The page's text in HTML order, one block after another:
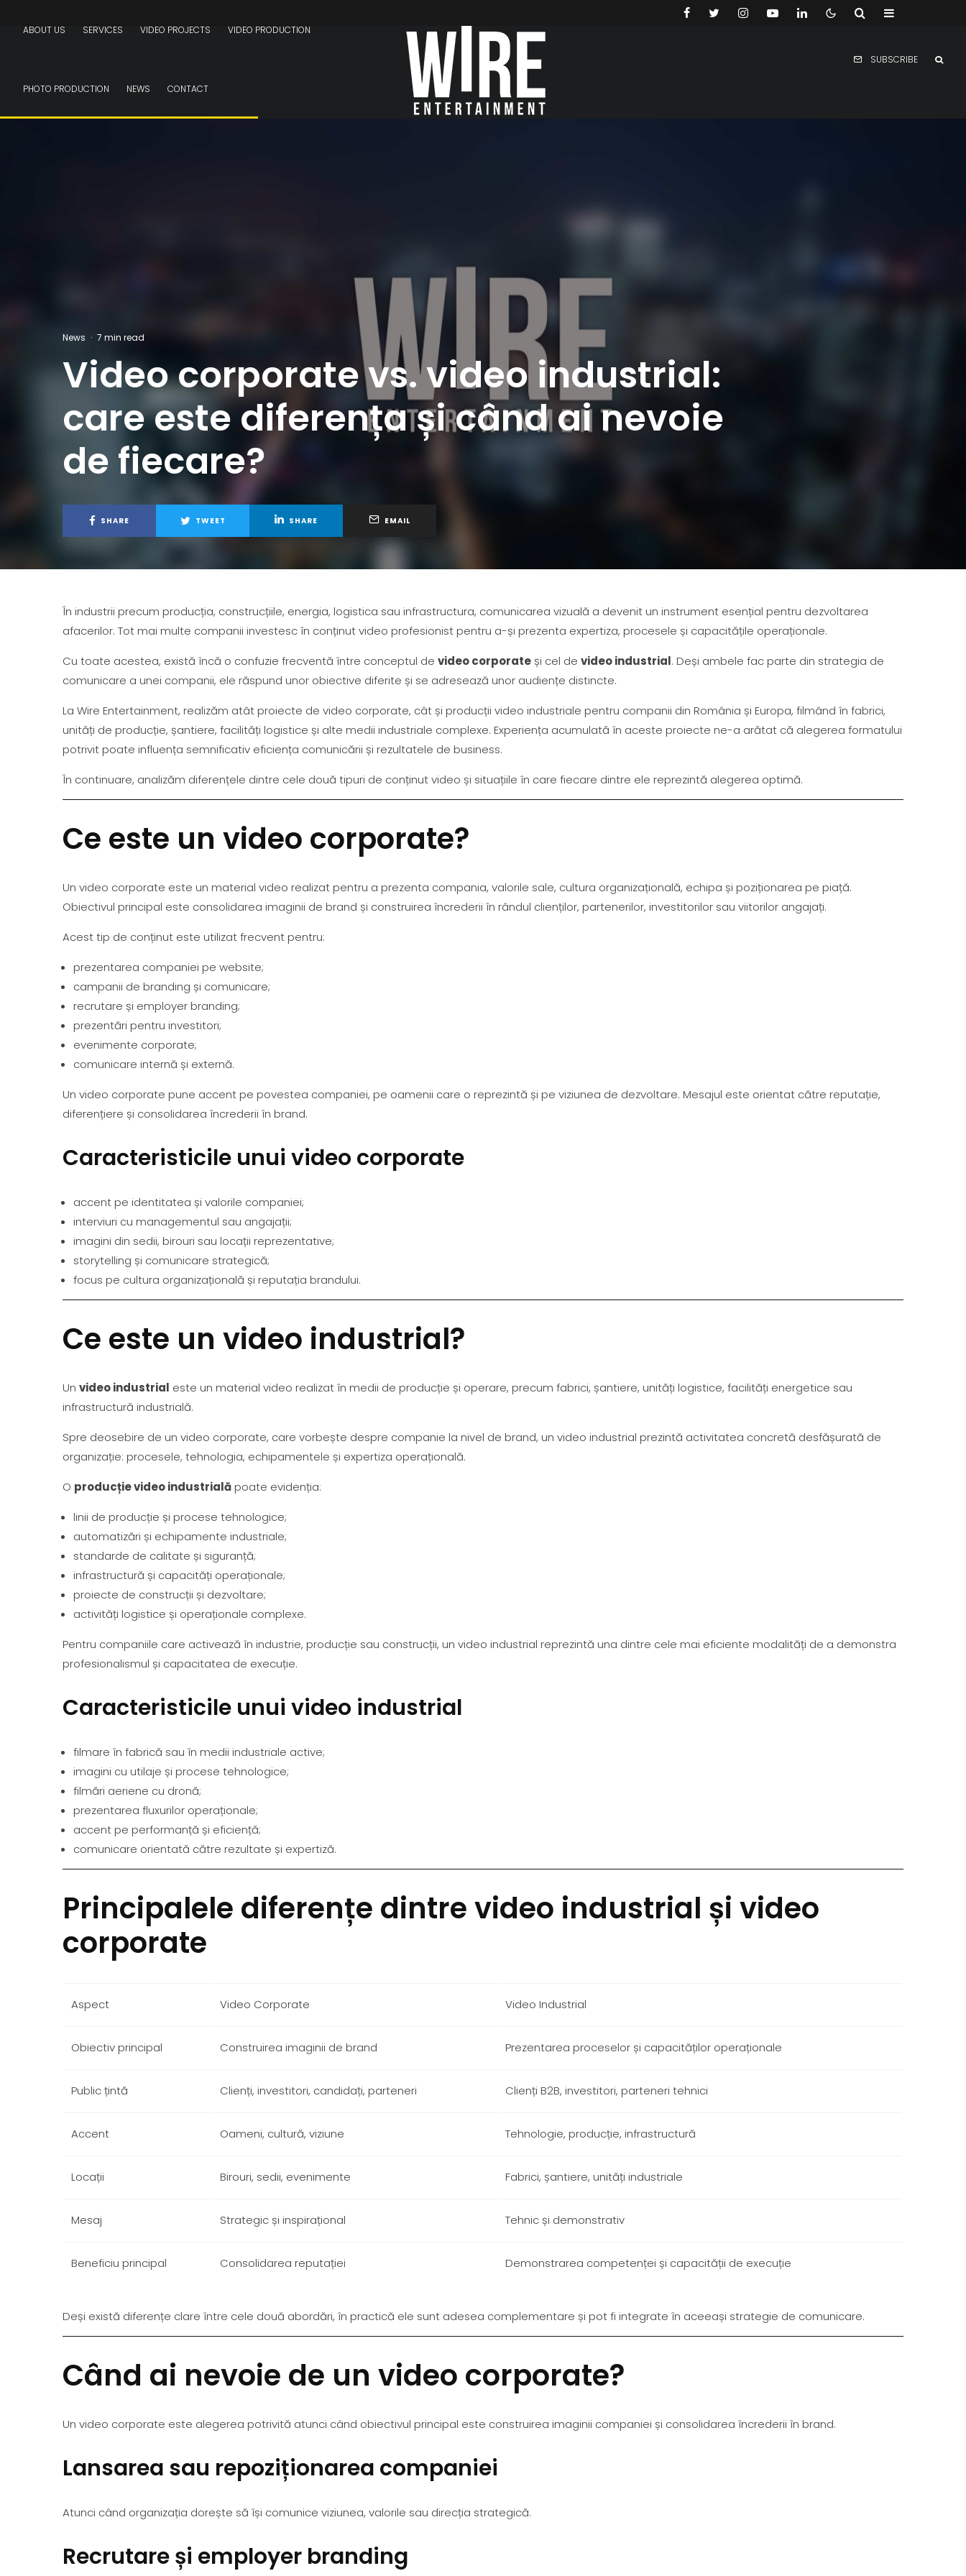
ABOUT US SERVICES VIDEO PROJECTS VIDEO PRODUCTION
PHOTO PRODUCTION NEWS CONTACT
SUBSCRIBE
News · 7 min read
Video corporate vs. video industrial:
care este diferența și când ai nevoie
de fiecare?
SHARE TWEET SHARE EMAIL
În industrii precum producția, construcțiile, energia, logistica sau infrastructura, comunicarea vizuală a devenit un instrument esențial pentru dezvoltarea
afacerilor. Tot mai multe companii investesc în conținut video profesionist pentru a-și prezenta expertiza, procesele și capacitățile operaționale.
Cu toate acestea, există încă o confuzie frecventă între conceptul de video corporate și cel de video industrial. Deși ambele fac parte din strategia de
comunicare a unei companii, ele răspund unor obiective diferite și se adresează unor audiențe distincte.
La Wire Entertainment, realizăm atât proiecte de video corporate, cât și producții video industriale pentru companii din România și Europa, filmând în fabrici,
unități de producție, șantiere, facilități logistice și alte medii industriale complexe. Experiența acumulată în aceste proiecte ne-a arătat că alegerea formatului
potrivit poate influența semnificativ eficiența comunicării și rezultatele de business.
În continuare, analizăm diferențele dintre cele două tipuri de conținut video și situațiile în care fiecare dintre ele reprezintă alegerea optimă.
Ce este un video corporate?
Un video corporate este un material video realizat pentru a prezenta compania, valorile sale, cultura organizațională, echipa și poziționarea pe piață.
Obiectivul principal este consolidarea imaginii de brand și construirea încrederii în rândul clienților, partenerilor, investitorilor sau viitorilor angajați.
Acest tip de conținut este utilizat frecvent pentru:
prezentarea companiei pe website;
campanii de branding și comunicare;
recrutare și employer branding;
prezentări pentru investitori;
evenimente corporate;
comunicare internă și externă.
Un video corporate pune accent pe povestea companiei, pe oamenii care o reprezintă și pe viziunea de dezvoltare. Mesajul este orientat către reputație,
diferențiere și consolidarea încrederii în brand.
Caracteristicile unui video corporate
accent pe identitatea și valorile companiei;
interviuri cu managementul sau angajații;
imagini din sedii, birouri sau locații reprezentative;
storytelling și comunicare strategică;
focus pe cultura organizațională și reputația brandului.
Ce este un video industrial?
Un video industrial este un material video realizat în medii de producție și operare, precum fabrici, șantiere, unități logistice, facilități energetice sau
infrastructură industrială.
Spre deosebire de un video corporate, care vorbește despre companie la nivel de brand, un video industrial prezintă activitatea concretă desfășurată de
organizație: procesele, tehnologia, echipamentele și expertiza operațională.
O producție video industrialăpoate evidenția:
linii de producție și procese tehnologice;
automatizări și echipamente industriale;
standarde de calitate și siguranță;
infrastructură și capacități operaționale;
proiecte de construcții și dezvoltare;
activități logistice și operaționale complexe.
Pentru companiile care activează în industrie, producție sau construcții, un video industrial reprezintă una dintre cele mai eficiente modalități de a demonstra
profesionalismul și capacitatea de execuție.
Caracteristicile unui video industrial
filmare în fabrică sau în medii industriale active;
imagini cu utilaje și procese tehnologice;
filmări aeriene cu dronă;
prezentarea fluxurilor operaționale;
accent pe performanță și eficiență;
comunicare orientată către rezultate și expertiză.
Principalele diferențe dintre video industrial și video
corporate
Aspect Video Corporate Video Industrial
Obiectiv principal Construirea imaginii de brand Prezentarea proceselor și capacităților operaționale
Public țintă Clienți, investitori, candidați, parteneri Clienți B2B, investitori, parteneri tehnici
Accent Oameni, cultură, viziune Tehnologie, producție, infrastructură
Locații Birouri, sedii, evenimente Fabrici, șantiere, unități industriale
Mesaj Strategic și inspirațional Tehnic și demonstrativ
Beneficiu principal Consolidarea reputației Demonstrarea competenței și capacității de execuție
Deși există diferențe clare între cele două abordări, în practică ele sunt adesea complementare și pot fi integrate în aceeași strategie de comunicare.
Când ai nevoie de un video corporate?
Un video corporate este alegerea potrivită atunci când obiectivul principal este construirea imaginii companiei și consolidarea încrederii în brand.
Lansarea sau repoziționarea companiei
Atunci când organizația dorește să își comunice viziunea, valorile sau direcția strategică.
Recrutare și employer branding